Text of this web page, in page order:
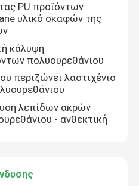
PU προϊόντων
υλικό σκαφών της
κάλυψη
πολυουρεθάνιου
περιζώνει λαστιχένιο
λεπίδων ακρών
- ανθεκτική